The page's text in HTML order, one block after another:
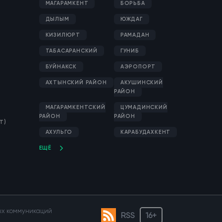
17
19.03.2019, 19:39
Телевикторина. Выпуск
16.03.2019, 20:13
Телевикторина.Выпуск
МАГАРАМКЕНТ БОРЬБА
ДЫЛЫМ ЮЖДАГ
КИЗИЛЮРТ РАМАДАН
ТАБАСАРАНСКИЙ ГУНИБ
БУЙНАКСК АЭРОПОРТ
АХТЫНСКИЙ РАЙОН
АКУШИНСКИЙ
РАЙОН
МАГАРАМКЕНТСКИЙ
РАЙОН
ЦУМАДИНСКИЙ
РАЙОН
АХУЛЬГО КАРАБУДАХКЕНТ
ЕЩЁ
коммуникаций
RSS 16+